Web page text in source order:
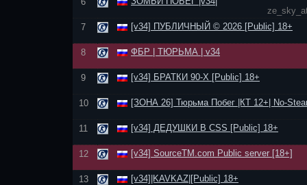
7
[v34] ПУБЛИЧНЫЙ © 2026 [Public] 18+
8 ФБР | ТЮРЬМА | v34
9 [v34] БРАТКИ 90-Х [Public] 18+
10 [ЗОНА 26] Тюрьма Побег |КТ 12+| No-
11 [v34] ДЕДУШКИ В CSS [Public] 18+
12 [v34] SourceTM.com Public server [18+]
13 [v34]|KAVKAZ|[Public] 18+